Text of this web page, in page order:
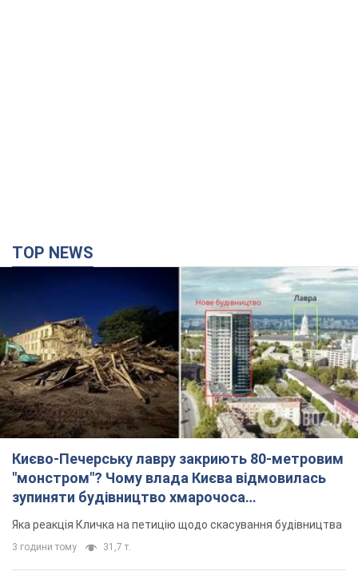
TOP NEWS
Києво-Печерську лавру закриють 80-метровим
"монстром"? Чому влада Києва відмовилась
зупиняти будівництво хмарочоса
"московського вірянина"
Яка реакція Кличка на петицію щодо скасування будівництва
3 години тому 31,7 т.